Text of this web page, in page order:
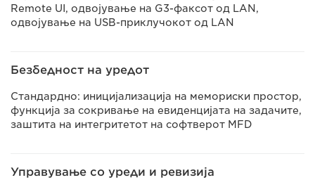
Remote UI, одвојување на G3-факсот од LAN,
одвојување на USB-приклучокот од LAN
Безбедност на уредот
Стандардно: иницијализација на мемориски простор,
функција за сокривање на евиденцијата на задачите,
заштита на интегритетот на софтверот MFD
Управување со уреди и ревизија